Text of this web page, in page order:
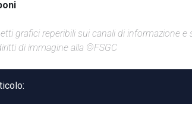
grafici reperibili sui canali di informazione e
di immagine alla ©FSGC